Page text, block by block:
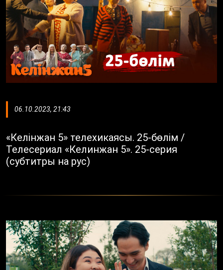
06.10.2023, 21:43
«Келінжан 5» телехикаясы. 25-бөлім /
Телесериал «Келинжан 5». 25-серия
(субтитры на рус)